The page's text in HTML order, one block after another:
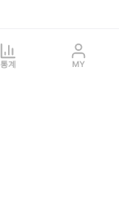
통계 MY